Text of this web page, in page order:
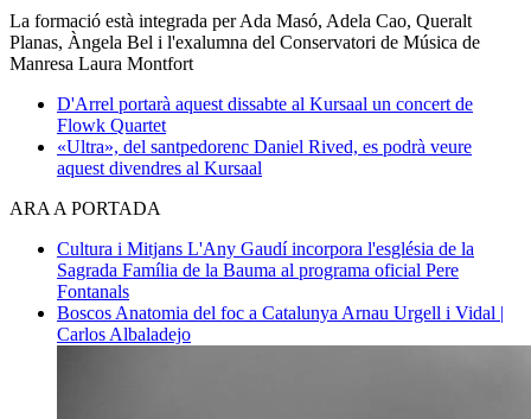
La formació està integrada per Ada Masó, Adela Cao, Queralt
Planas, Àngela Bel i l'exalumna del Conservatori de Música de
Manresa Laura Montfort
D'Arrel portarà aquest dissabte al Kursaal un concert de
Flowk Quartet
«Ultra», del santpedorenc Daniel Rived, es podrà veure
aquest divendres al Kursaal
ARA A PORTADA
Cultura i Mitjans L'Any Gaudí incorpora l'església de la
Sagrada Família de la Bauma al programa oficial Pere
Fontanals
Boscos Anatomia del foc a Catalunya Arnau Urgell i Vidal |
Carlos Albaladejo